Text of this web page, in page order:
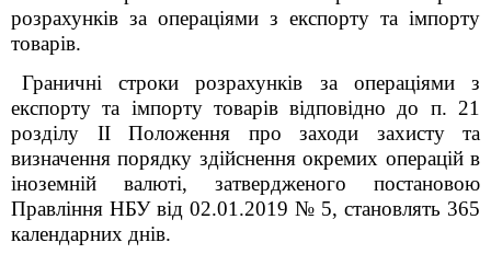
розрахунків за операціями з експорту та імпорту
товарів.
Граничні строки розрахунків за операціями з
експорту та імпорту товарів відповідно до п. 21
розділу ІІ Положення про заходи захисту та
визначення порядку здійснення окремих операцій в
іноземній валюті, затвердженого постановою
Правління НБУ від 02.01.2019 № 5, становлять 365
календарних днів.